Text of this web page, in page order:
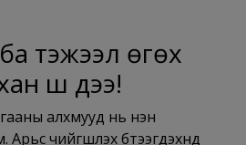
тэжээл өгөх
ш дээ!
алхмууд нь үнэн
чийгшүүлэх бүтээгдэхүүнүүд